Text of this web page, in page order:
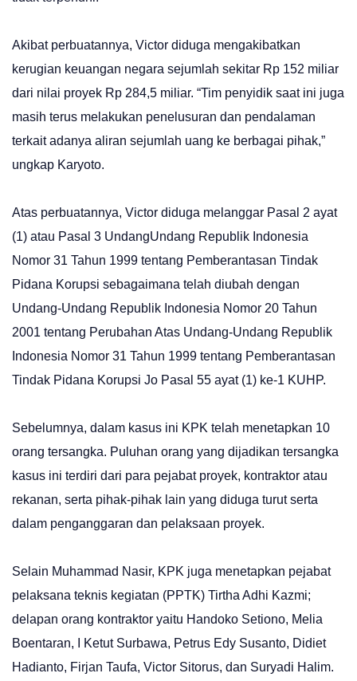
Akibat perbuatannya, Victor diduga mengakibatkan
kerugian keuangan negara sejumlah sekitar Rp 152 miliar
dari nilai proyek Rp 284,5 miliar. “Tim penyidik saat ini juga
masih terus melakukan penelusuran dan pendalaman
terkait adanya aliran sejumlah uang ke berbagai pihak,”
ungkap Karyoto.
Atas perbuatannya, Victor diduga melanggar Pasal 2 ayat
(1) atau Pasal 3 UndangUndang Republik Indonesia
Nomor 31 Tahun 1999 tentang Pemberantasan Tindak
Pidana Korupsi sebagaimana telah diubah dengan
Undang-Undang Republik Indonesia Nomor 20 Tahun
2001 tentang Perubahan Atas Undang-Undang Republik
Indonesia Nomor 31 Tahun 1999 tentang Pemberantasan
Tindak Pidana Korupsi Jo Pasal 55 ayat (1) ke-1 KUHP.
Sebelumnya, dalam kasus ini KPK telah menetapkan 10
orang tersangka. Puluhan orang yang dijadikan tersangka
kasus ini terdiri dari para pejabat proyek, kontraktor atau
rekanan, serta pihak-pihak lain yang diduga turut serta
dalam penganggaran dan pelaksaan proyek.
Selain Muhammad Nasir, KPK juga menetapkan pejabat
pelaksana teknis kegiatan (PPTK) Tirtha Adhi Kazmi;
delapan orang kontraktor yaitu Handoko Setiono, Melia
Boentaran, I Ketut Surbawa, Petrus Edy Susanto, Didiet
Hadianto, Firjan Taufa, Victor Sitorus, dan Suryadi Halim.